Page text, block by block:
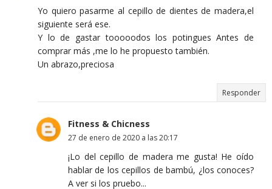
Yo quiero pasarme al cepillo de dientes de madera,el
siguiente será ese.
Y lo de gastar tooooodos los potingues Antes de
comprar más ,me lo he propuesto también.
Un abrazo,preciosa
Responder
Fitness & Chicness
27 de enero de 2020 a las 20:17
¡Lo del cepillo de madera me gusta! He oído
hablar de los cepillos de bambú, ¿los conoces?
A ver si los pruebo...